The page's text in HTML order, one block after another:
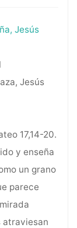
Jesús
Jesús
17,14-20.
y enseña
un grano
parece
atraviesan